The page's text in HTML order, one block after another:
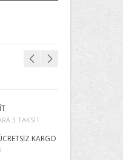
3 TAKSIT
KARGO